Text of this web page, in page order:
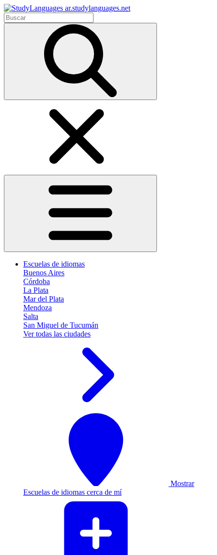
ar.studylanguages.net
Escuelas de idiomas
Buenos Aires
Córdoba
La Plata
Mar del Plata
Mendoza
Salta
San Miguel de Tucumán
Ver todas las ciudades
Mostrar
Escuelas de idiomas cerca de mí